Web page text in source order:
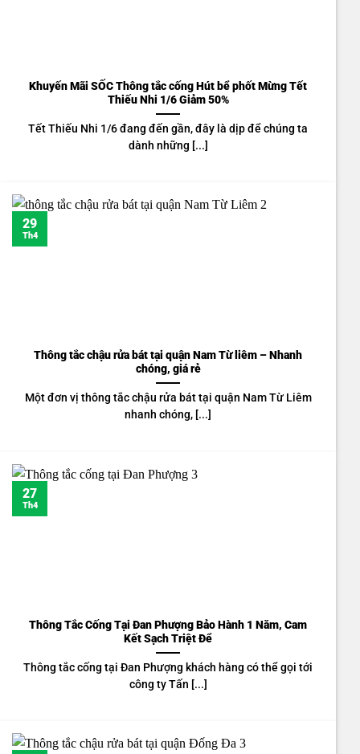
Khuyến Mãi SỐC Thông tắc cống Hút bể phốt Mừng Tết
Thiếu Nhi 1/6 Giảm 50%
Tết Thiếu Nhi 1/6 đang đến gần, đây là dịp để chúng ta
dành những [...]
Thông tắc chậu rửa bát tại quận Nam Từ liêm – Nhanh
chóng, giá rẻ
Một đơn vị thông tắc chậu rửa bát tại quận Nam Từ Liêm
nhanh chóng, [...]
29
Th4
Thông Tắc Cống Tại Đan Phượng Bảo Hành 1 Năm, Cam
Kết Sạch Triệt Để
Thông tắc cống tại Đan Phượng khách hàng có thể gọi tới
công ty Tấn [...]
27
Th4